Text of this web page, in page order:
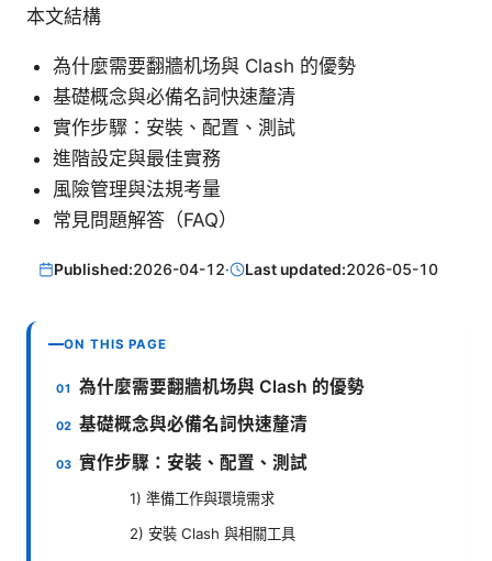
本文結構
為什麼需要翻牆机场與 Clash 的優勢
基礎概念與必備名詞快速釐清
實作步驟：安裝、配置、測試
進階設定與最佳實務
風險管理與法規考量
常見問題解答（FAQ）
Published:2026-04-12· Last updated:2026-05-10
ON THIS PAGE
為什麼需要翻牆机场與 Clash 的優勢
基礎概念與必備名詞快速釐清
實作步驟：安裝、配置、測試
1) 準備工作與環境需求
2) 安裝 Clash 與相關工具